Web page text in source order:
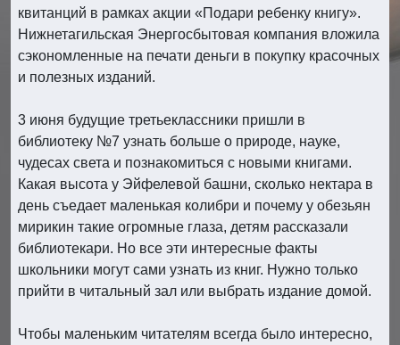
квитанций в рамках акции «Подари ребенку книгу».
Нижнетагильская Энергосбытовая компания вложила
сэкономленные на печати деньги в покупку красочных
и полезных изданий.
3 июня будущие третьеклассники пришли в
библиотеку №7 узнать больше о природе, науке,
чудесах света и познакомиться с новыми книгами.
Какая высота у Эйфелевой башни, сколько нектара в
день съедает маленькая колибри и почему у обезьян
мирикин такие огромные глаза, детям рассказали
библиотекари. Но все эти интересные факты
школьники могут сами узнать из книг. Нужно только
прийти в читальный зал или выбрать издание домой.
Чтобы маленьким читателям всегда было интересно,